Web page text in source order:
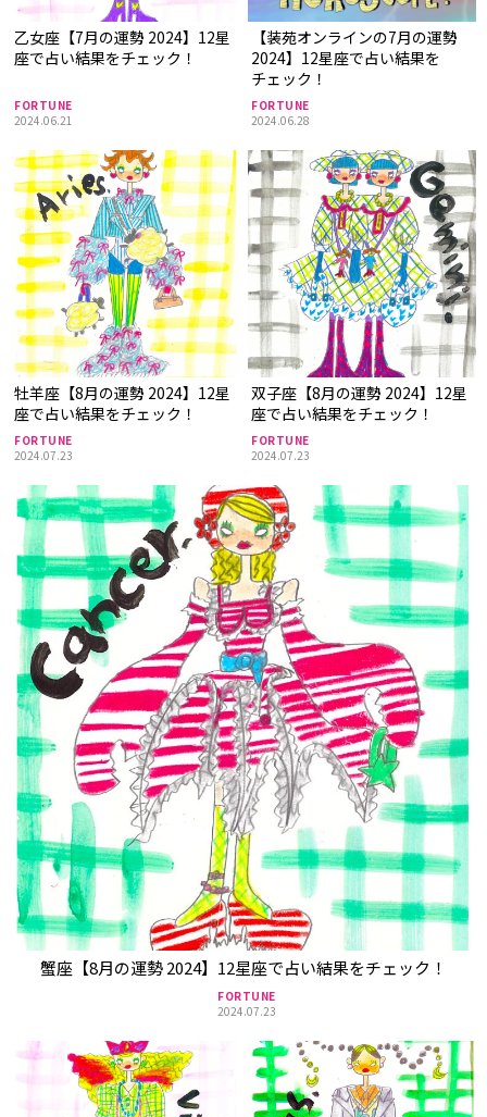
乙女座【7月の運勢 2024】12星
座で占い結果をチェック！
FORTUNE
2024.06.21
【装苑オンラインの7月の運勢
2024】12星座で占い結果を
チェック！
FORTUNE
2024.06.28
牡羊座【8月の運勢 2024】12星
座で占い結果をチェック！
FORTUNE
2024.07.23
双子座【8月の運勢 2024】12星
座で占い結果をチェック！
FORTUNE
2024.07.23
蟹座【8月の運勢 2024】12星座で占い結果をチェック！
FORTUNE
2024.07.23